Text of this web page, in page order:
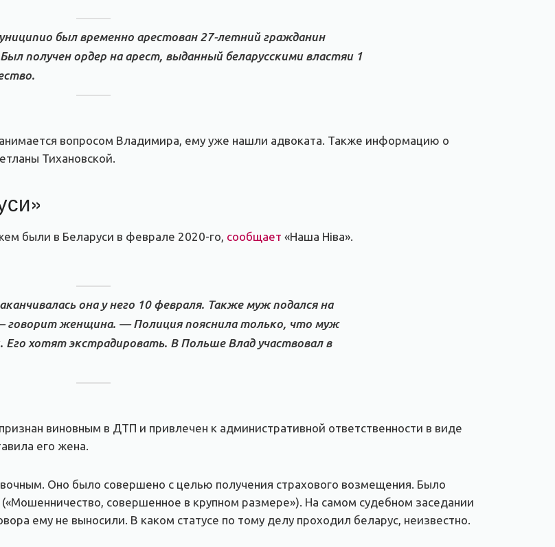
был временно арестован 27-летний гражданин
получен ордер на арест, выданный беларусскими властяи 1
вопросом Владимира, ему уже нашли адвоката. Также информацию о
Тихановской.
были в Беларуси в феврале 2020-го, сообщает «Наша Ніва».
она у него 10 февраля. Также муж подался на
говорит женщина. — Полиция пояснила только, что муж
Его хотят экстрадировать. В Польше Влад участвовал в
виновным в ДТП и привлечен к административной ответственности в виде
его жена.
Оно было совершено с целью получения страхового возмещения. Было
совершенное в крупном размере»). На самом судебном заседании
ему не выносили. В каком статусе по тому делу проходил беларус, неизвестно.